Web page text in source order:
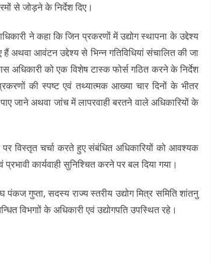
से जोड़ने के निर्देश दिए।
ने कहा कि जिन प्रकरणों में उद्योग स्थापना के उद्देश्य
अथवा आवंटन उद्देश्य से भिन्न गतिविधियां संचालित की जा
अधिकारी को एक विशेष टास्क फोर्स गठित करने के निर्देश
की स्पष्ट एवं तथ्यात्मक आख्या चार दिनों के भीतर
जाने अथवा जांच में लापरवाही बरतने वाले अधिकारियों के
विस्तृत चर्चा करते हुए संबंधित अधिकारियों को आवश्यक
कार्यवाही सुनिश्चित करने पर बल दिया गया।
गुप्ता, सदस्य राज्य स्तरीय उद्योग मित्र समिति शांतनु
विभगाों के अधिकारी एवं उद्योगपति उपस्थित रहे।